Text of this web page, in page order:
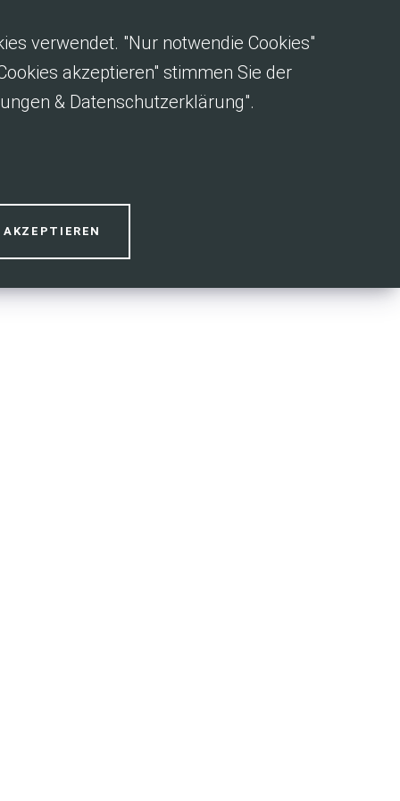
verwendet. "Nur notwendie Cookies"
akzeptieren" stimmen Sie der
& Datenschutzerklärung".